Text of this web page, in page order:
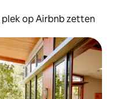
plek op Airbnb zetten